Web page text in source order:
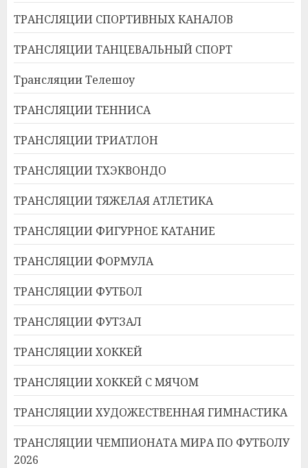
ТРАНСЛЯЦИИ СПОРТИВНЫХ КАНАЛОВ
ТРАНСЛЯЦИИ ТАНЦЕВАЛЬНЫЙ СПОРТ
Трансляции Телешоу
ТРАНСЛЯЦИИ ТЕННИСА
ТРАНСЛЯЦИИ ТРИАТЛОН
ТРАНСЛЯЦИИ ТХЭКВОНДО
ТРАНСЛЯЦИИ ТЯЖЕЛАЯ АТЛЕТИКА
ТРАНСЛЯЦИИ ФИГУРНОЕ КАТАНИЕ
ТРАНСЛЯЦИИ ФОРМУЛА
ТРАНСЛЯЦИИ ФУТБОЛ
ТРАНСЛЯЦИИ ФУТЗАЛ
ТРАНСЛЯЦИИ ХОККЕЙ
ТРАНСЛЯЦИИ ХОККЕЙ С МЯЧОМ
ТРАНСЛЯЦИИ ХУДОЖЕСТВЕННАЯ ГИМНАСТИКА
ТРАНСЛЯЦИИ ЧЕМПИОНАТА МИРА ПО ФУТБОЛУ
2026